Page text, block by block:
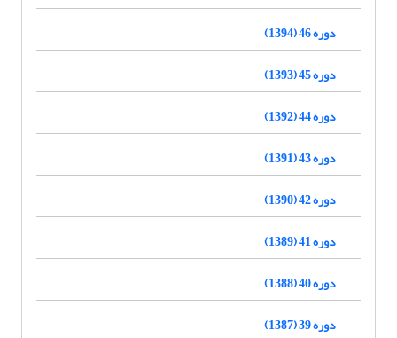
دوره 46 (1394)
دوره 45 (1393)
دوره 44 (1392)
دوره 43 (1391)
دوره 42 (1390)
دوره 41 (1389)
دوره 40 (1388)
دوره 39 (1387)